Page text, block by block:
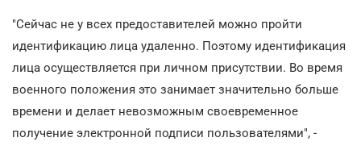
"Сейчас не у всех предоставителей можно пройти
идентификацию лица удаленно. Поэтому идентификация
лица осуществляется при личном присутствии. Во время
военного положения это занимает значительно больше
времени и делает невозможным своевременное
получение электронной подписи пользователями", -